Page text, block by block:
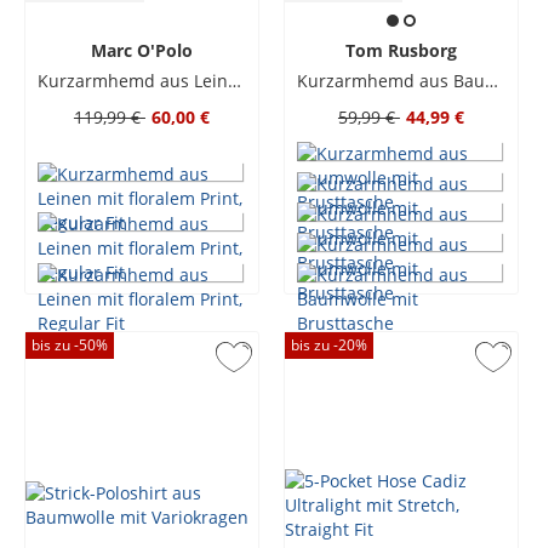
Marc O'Polo
Kurzarmhemd aus Leinen mit floralem Print, Regular Fit
119,99 € 60,00 €
Tom Rusborg
Kurzarmhemd aus Baumwolle mit Brusttasche
59,99 € 44,99 €
bis zu -50% bis zu -20%